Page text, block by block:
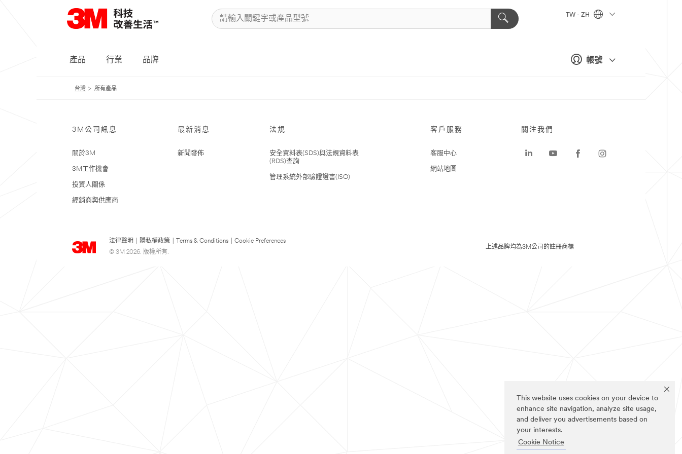
This website uses cookies on your device to
enhance site navigation, analyze site usage,
and deliver you advertisements based on
your interests.
Cookie Notice
帳號
TW - ZH
產品 行業 品牌
台灣 所有產品
3M公司訊息
關於3M
3M工作機會
投資人關係
經銷商與供應商
最新消息
新聞發佈
法規
安全資料表(SDS)與法規資料表
(RDS)查詢
管理系統外部驗證證書(ISO)
客戶服務
客服中心
網站地圖
法律聲明 隱私權政策 Terms & Conditions
Cookie Preferences
© 3M 2026. 版權所有.
關注我們
上述品牌均為3M公司的註冊商標